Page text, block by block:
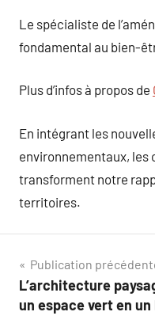
Le spécialiste de
fondamental au bien-
Plus d’infos à propos de
En intégrant les
environnementaux, les
transforment notre
territoires.
Navigation
de
Publication
L’architecture
un espace vert en